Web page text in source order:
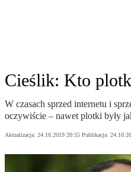
Cieślik: Kto
W czasach sprzed internetu i
oczywiście – nawet plotki były
Aktualizacja: 24.10.2019 20:55 Publikacja: